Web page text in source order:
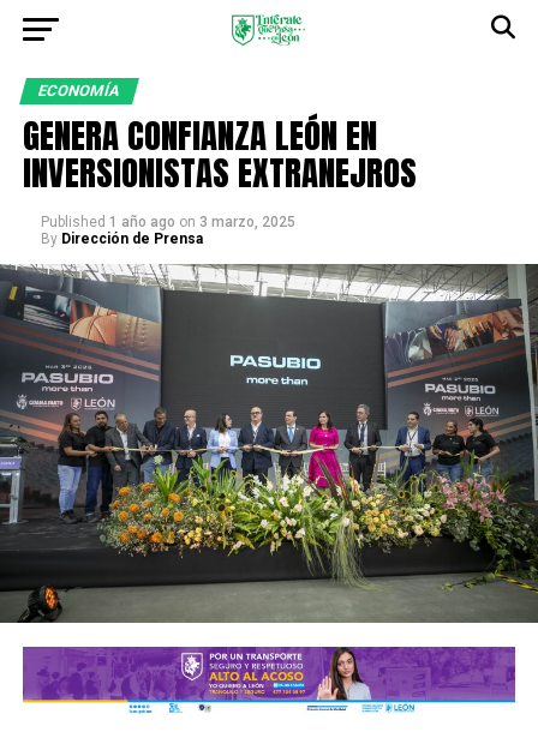
ECONOMÍA
GENERA CONFIANZA LEÓN EN
INVERSIONISTAS EXTRANEJROS
Published 1 año ago on 3 marzo, 2025
By Dirección de Prensa